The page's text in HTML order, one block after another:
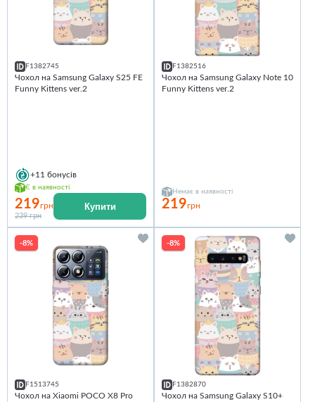
F1382745
Чохол на Samsung Galaxy S25 FE
Funny Kittens ver.2
+11 бонусів
Є в наявності
219грн
239 грн
Купити
F1382516
Чохол на Samsung Galaxy Note 10
Funny Kittens ver.2
Немає в наявності
219грн
-8%
F1513745
Чохол на Xiaomi POCO X8 Pro
-8%
F1382870
Чохол на Samsung Galaxy S10+